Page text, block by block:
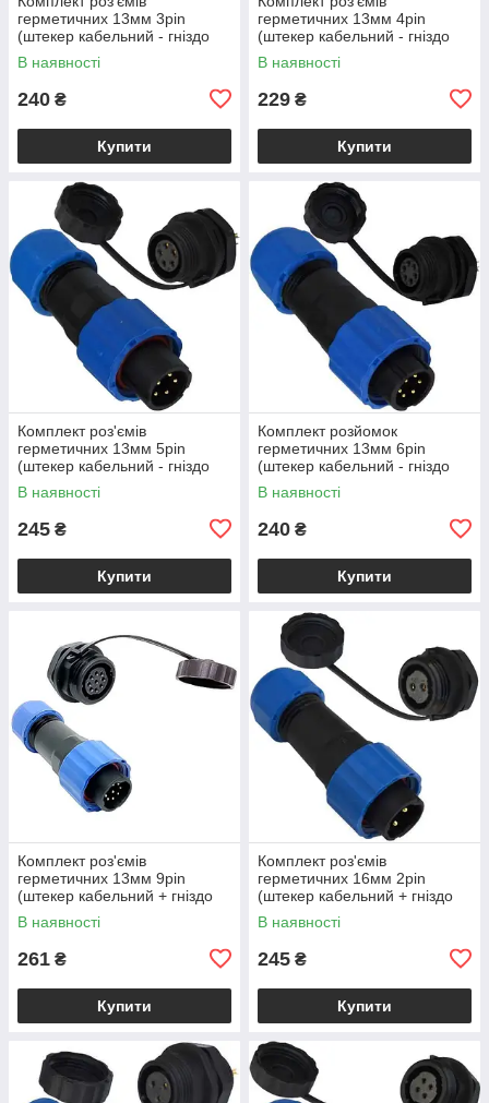
герметичних 13мм 3pin
(штекер кабельний - гніздо
монтажне)
В наявності
240 ₴
Купити
герметичних 13мм 4pin
(штекер кабельний - гніздо
монтажне)
В наявності
229 ₴
Купити
Комплект роз'ємів
герметичних 13мм 5pin
(штекер кабельний - гніздо
монтажне)
В наявності
245 ₴
Купити
Комплект розйомок
герметичних 13мм 6pin
(штекер кабельний - гніздо
монтажне)
В наявності
240 ₴
Купити
Комплект роз'ємів
герметичних 13мм 9pin
(штекер кабельний + гніздо
монтажне)
В наявності
261 ₴
Купити
Комплект роз'ємів
герметичних 16мм 2pin
(штекер кабельний + гніздо
монтажне)
В наявності
245 ₴
Купити